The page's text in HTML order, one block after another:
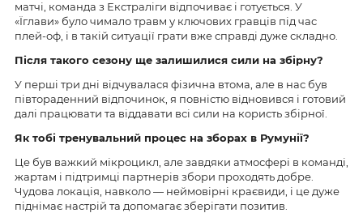
матчі, команда з Екстраліги відпочиває і готується. У
«Їглави» було чимало травм у ключових гравців під час
плей-оф, і в такій ситуації грати вже справді дуже складно.
Після такого сезону ще залишилися сили на збірну?
У перші три дні відчувалася фізична втома, але в нас був
півтораденний відпочинок, я повністю відновився і готовий
далі працювати та віддавати всі сили на користь збірної.
Як тобі тренувальний процес на зборах в Румунії?
Це був важкий мікроцикл, але завдяки атмосфері в команді,
жартам і підтримці партнерів збори проходять добре.
Чудова локація, навколо — неймовірні краєвиди, і це дуже
піднімає настрій та допомагає зберігати позитив.